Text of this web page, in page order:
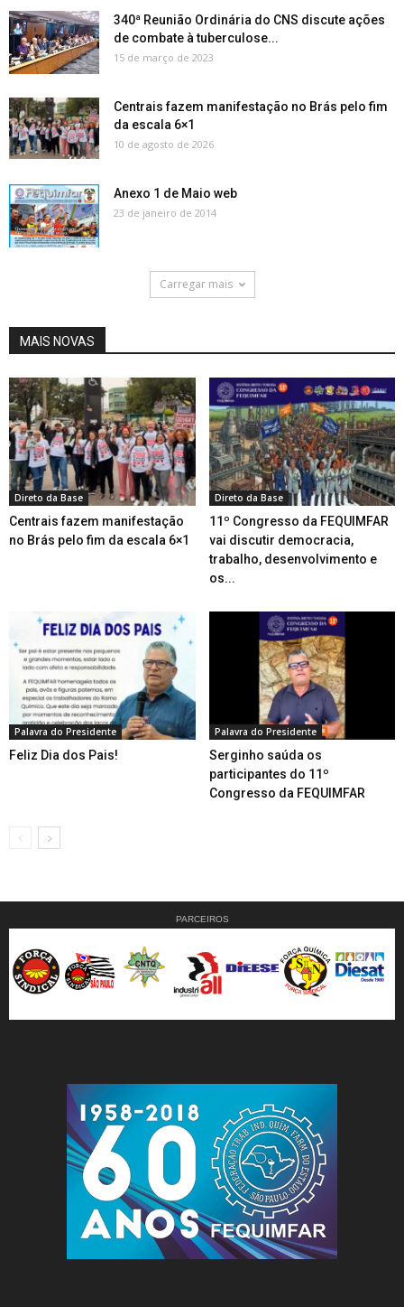
340ª Reunião Ordinária do CNS discute ações
de combate à tuberculose...
15 de março de 2023
Centrais fazem manifestação no Brás pelo fim
da escala 6×1
10 de agosto de 2026
Anexo 1 de Maio web
23 de janeiro de 2014
Carregar mais
MAIS NOVAS
Direto da Base
Centrais fazem manifestação
no Brás pelo fim da escala 6×1
Direto da Base
11º Congresso da FEQUIMFAR
vai discutir democracia,
trabalho, desenvolvimento e
os...
Palavra do Presidente
Feliz Dia dos Pais!
Palavra do Presidente
Serginho saúda os
participantes do 11º
Congresso da FEQUIMFAR
PARCEIROS